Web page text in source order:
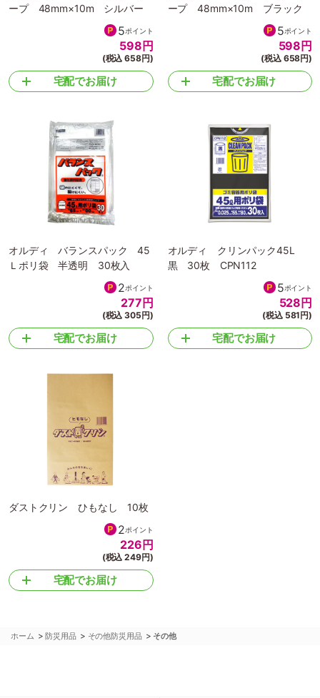
ープ 48mm×10m シルバー
5ポイント
598 円
(税込 658円)
宅配でお届け
ープ 48mm×10m ブラック
5ポイント
598 円
(税込 658円)
宅配でお届け
オルディ バランスパック 45
Ｌポリ袋 半透明 30枚入
2ポイント
277 円
(税込 305円)
宅配でお届け
オルディ クリンパック45L
黒 30枚 CPN112
5ポイント
528 円
(税込 581円)
宅配でお届け
ダストクリン ひもなし 10枚
2ポイント
226 円
(税込 249円)
宅配でお届け
ホーム >防災用品 > その他防災用品 > その他